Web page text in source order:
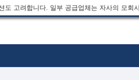
고려합니다. 일부 공급업체는 자사의 모회